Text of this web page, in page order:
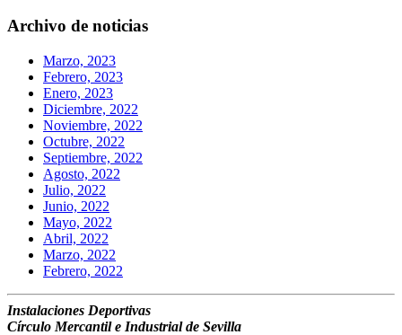
Archivo de noticias
Marzo, 2023
Febrero, 2023
Enero, 2023
Diciembre, 2022
Noviembre, 2022
Octubre, 2022
Septiembre, 2022
Agosto, 2022
Julio, 2022
Junio, 2022
Mayo, 2022
Abril, 2022
Marzo, 2022
Febrero, 2022
Instalaciones Deportivas
Círculo Mercantil e Industrial de Sevilla